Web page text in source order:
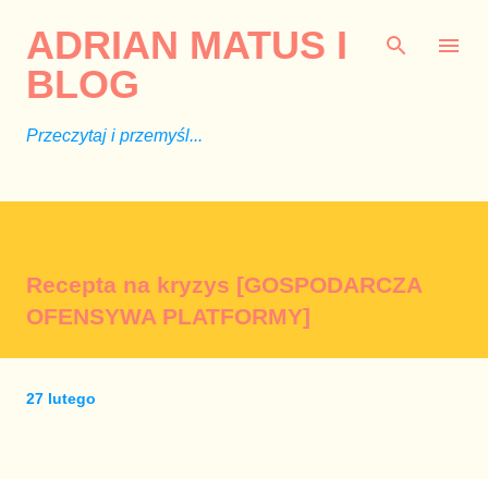
ADRIAN MATUS I
BLOG
Przeczytaj i przemyśl...
Recepta na kryzys [GOSPODARCZA
OFENSYWA PLATFORMY]
27 lutego